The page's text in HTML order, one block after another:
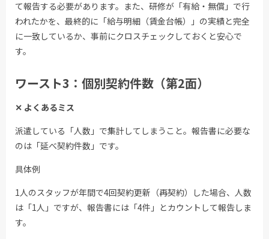
て報告する必要があります。また、研修が「有給・無償」で行
われたかを、最終的に「給与明細（賃金台帳）」の実績と完全
に一致しているか、事前にクロスチェックしておくと安心で
す。
ワースト3：個別契約件数（第2面）
✕ よくあるミス
派遣している「人数」で集計してしまうこと。報告書に必要な
のは「延べ契約件数」です。
具体例
1人のスタッフが年間で4回契約更新（再契約）した場合、人数
は「1人」ですが、報告書には「4件」とカウントして報告しま
す。